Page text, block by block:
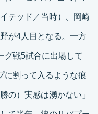
テッド／当時）、岡崎
が4人目となる。一方
グ戦5試合に出場して
に割って入るような痕
の）実感は湧かない」